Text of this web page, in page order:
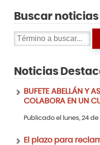
Buscar noticias
Noticias
BUFETE ABELLÁN Y
COLABORA EN UN
Publicado el lunes, 24 de
El plazo para